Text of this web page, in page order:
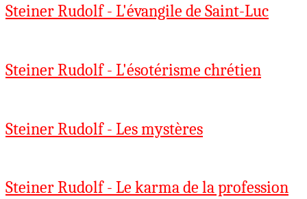
Steiner Rudolf - L'évangile de Saint-Luc
Steiner Rudolf - L'ésotérisme chrétien
Steiner Rudolf - Les mystères
Steiner Rudolf - Le karma de la profession